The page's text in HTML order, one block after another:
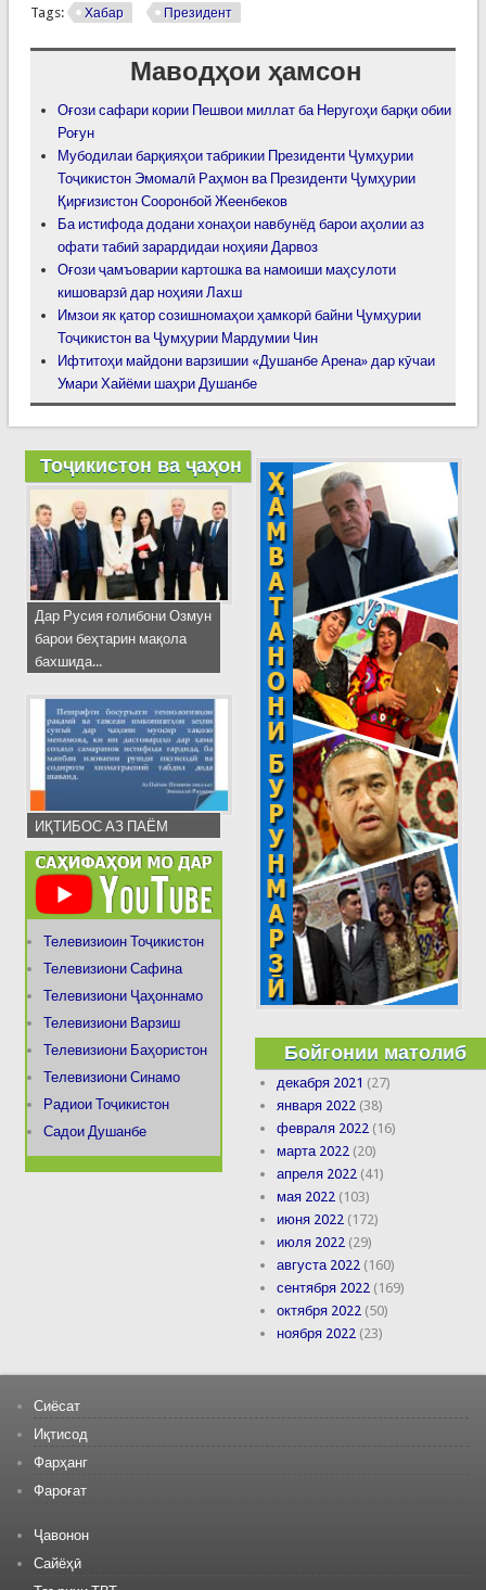
Tags: Хабар Президент
Маводҳои ҳамсон
Оғози сафари кории Пешвои миллат ба Неругоҳи барқи обии
Роғун
Мубодилаи барқияҳои табрикии Президенти Ҷумҳурии
Тоҷикистон Эмомалӣ Раҳмон ва Президенти Ҷумҳурии
Қирғизистон Сооронбой Жеенбеков
Ба истифода додани хонаҳои навбунёд барои аҳолии аз
офати табиӣ зарардидаи ноҳияи Дарвоз
Оғози ҷамъоварии картошка ва намоиши маҳсулоти
кишоварзӣ дар ноҳияи Лахш
Имзои як қатор созишномаҳои ҳамкорӣ байни Ҷумҳурии
Тоҷикистон ва Ҷумҳурии Мардумии Чин
Ифтитоҳи майдони варзишии «Душанбе Арена» дар кӯчаи
Умари Хайёми шаҳри Душанбе
Тоҷикистон ва ҷаҳон
Дар Русия ғолибони Озмун
барои беҳтарин мақола
бахшида...
ИҚТИБОС АЗ ПАЁМ
Телевизиоин Тоҷикистон
Телевизиони Сафина
Телевизиони Ҷаҳоннамо
Телевизиони Варзиш
Телевизиони Баҳористон
Телевизиони Синамо
Радиои Тоҷикистон
Садои Душанбе
Бойгонии матолиб
декабря 2021 (27)
января 2022 (38)
февраля 2022 (16)
марта 2022 (20)
апреля 2022 (41)
мая 2022 (103)
июня 2022 (172)
июля 2022 (29)
августа 2022 (160)
сентября 2022 (169)
октября 2022 (50)
ноября 2022 (23)
Сиёсат
Иқтисод
Фарҳанг
Фароғат
Ҷавонон
Сайёҳӣ